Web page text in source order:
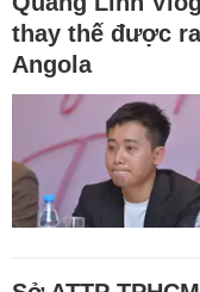
thay thế được
Angola